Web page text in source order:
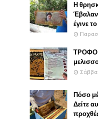
Η
Έβαλαν
έγινε
Πόσο
Δείτε